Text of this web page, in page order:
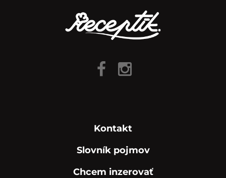
Kontakt
Slovník pojmov
Chcem inzerovať